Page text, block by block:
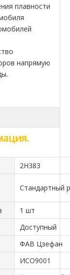
плавности
напрямую
2H383
Стандартный
1 шт
Доступный
ФАВ Цзефан
ИСО9001